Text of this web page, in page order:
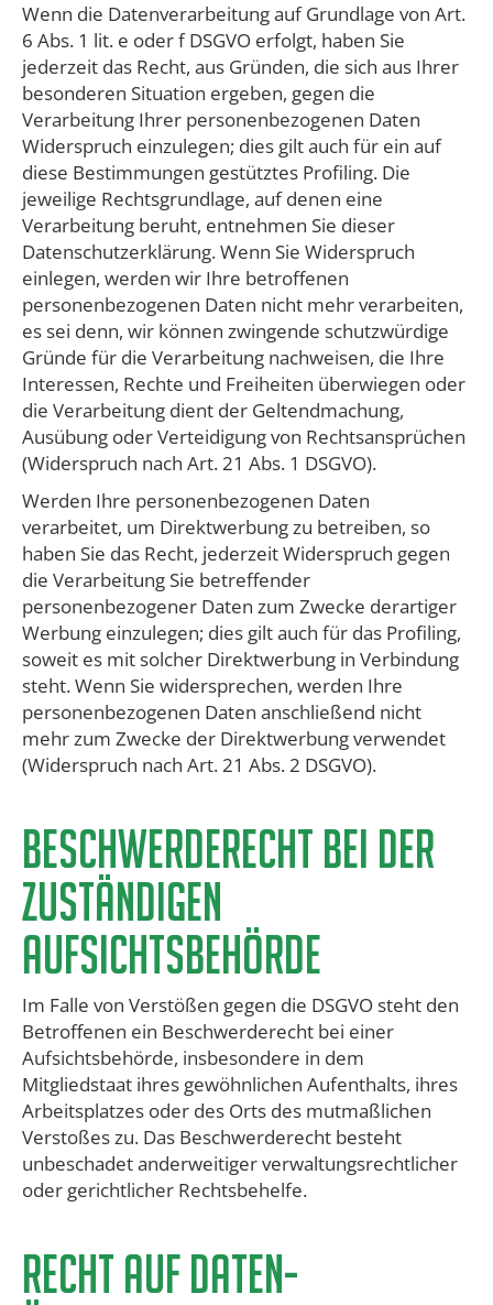
Wenn die Datenverarbeitung auf Grundlage von Art.
6 Abs. 1 lit. e oder f DSGVO erfolgt, haben Sie
jederzeit das Recht, aus Gründen, die sich aus Ihrer
besonderen Situation ergeben, gegen die
Verarbeitung Ihrer personenbezogenen Daten
Widerspruch einzulegen; dies gilt auch für ein auf
diese Bestimmungen gestütztes Profiling. Die
jeweilige Rechtsgrundlage, auf denen eine
Verarbeitung beruht, entnehmen Sie dieser
Datenschutzerklärung. Wenn Sie Widerspruch
einlegen, werden wir Ihre betroffenen
personenbezogenen Daten nicht mehr verarbeiten,
es sei denn, wir können zwingende schutzwürdige
Gründe für die Verarbeitung nachweisen, die Ihre
Interessen, Rechte und Freiheiten überwiegen oder
die Verarbeitung dient der Geltendmachung,
Ausübung oder Verteidigung von Rechtsansprüchen
(Widerspruch nach Art. 21 Abs. 1 DSGVO).
​Werden Ihre personenbezogenen Daten
verarbeitet, um Direktwerbung zu betreiben, so
haben Sie das Recht, jederzeit Widerspruch gegen
die Verarbeitung Sie betreffender
personenbezogener Daten zum Zwecke derartiger
Werbung einzulegen; dies gilt auch für das Profiling,
soweit es mit solcher Direktwerbung in Verbindung
steht. Wenn Sie widersprechen, werden Ihre
personenbezogenen Daten anschließend nicht
mehr zum Zwecke der Direktwerbung verwendet
(Widerspruch nach Art. 21 Abs. 2 DSGVO).
​Beschwerderecht bei der
zuständigen
Aufsichtsbehörde
Im Falle von Verstößen gegen die DSGVO steht den
Betroffenen ein Beschwerderecht bei einer
Aufsichtsbehörde, insbesondere in dem
Mitgliedstaat ihres gewöhnlichen Aufenthalts, ihres
Arbeitsplatzes oder des Orts des mutmaßlichen
Verstoßes zu. Das Beschwerderecht besteht
unbeschadet anderweitiger verwaltungsrechtlicher
oder gerichtlicher Rechtsbehelfe.
Recht auf Daten-